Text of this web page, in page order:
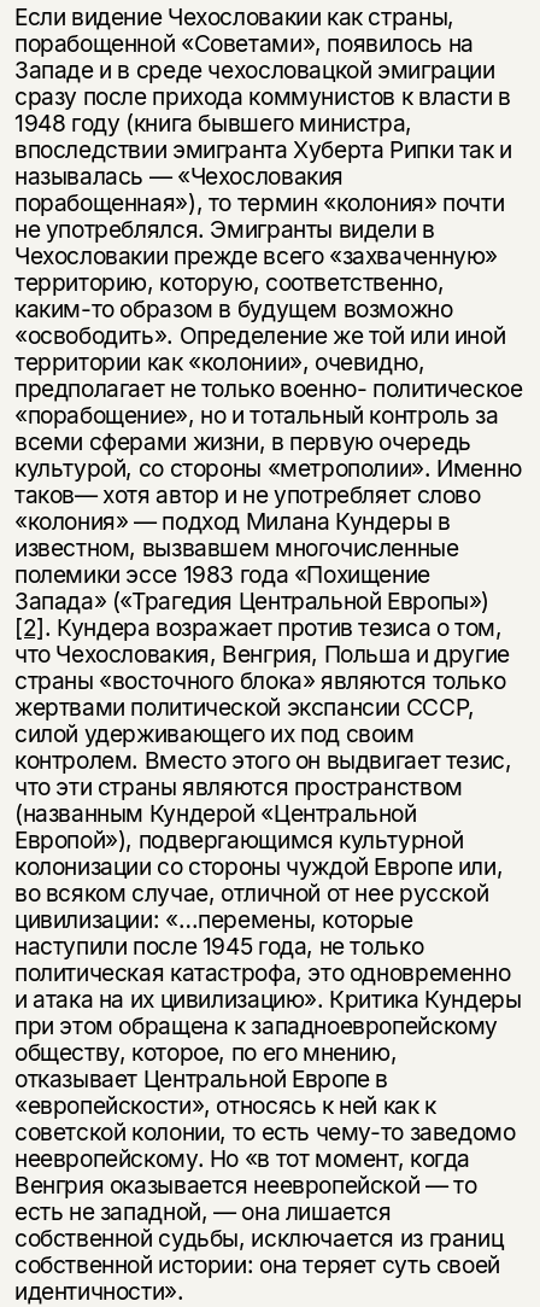
Если видение Чехословакии как страны,
порабощенной «Советами», появилось на
Западе и в среде чехословацкой эмиграции
сразу после прихода коммунистов к власти в
1948 году (книга бывшего министра,
впоследствии эмигранта Хуберта Рипки так и
называлась — «Чехословакия
порабощенная»), то термин «колония» почти
не употреблялся. Эмигранты видели в
Чехословакии прежде всего «захваченную»
территорию, которую, соответственно,
каким-то образом в будущем возможно
«освободить». Определение же той или иной
территории как «колонии», очевидно,
предполагает не только военно- политическое
«порабощение», но и тотальный контроль за
всеми сферами жизни, в первую очередь
культурой, со стороны «метрополии». Именно
таков— хотя автор и не употребляет слово
«колония» — подход Милана Кундеры в
известном, вызвавшем многочисленные
полемики эссе 1983 года «Похищение
Запада» («Трагедия Центральной Европы»)
[2]. Кундера возражает против тезиса о том,
что Чехословакия, Венгрия, Польша и другие
страны «восточного блока» являются только
жертвами политической экспансии СССР,
силой удерживающего их под своим
контролем. Вместо этого он выдвигает тезис,
что эти страны являются пространством
(названным Кундерой «Центральной
Европой»), подвергающимся культурной
колонизации со стороны чуждой Европе или,
во всяком случае, отличной от нее русской
цивилизации: «…перемены, которые
наступили после 1945 года, не только
политическая катастрофа, это одновременно
и атака на их цивилизацию». Критика Кундеры
при этом обращена к западноевропейскому
обществу, которое, по его мнению,
отказывает Центральной Европе в
«европейскости», относясь к ней как к
советской колонии, то есть чему-то заведомо
неевропейскому. Но «в тот момент, когда
Венгрия оказывается неевропейской — то
есть не западной, — она лишается
собственной судьбы, исключается из границ
собственной истории: она теряет суть своей
идентичности».